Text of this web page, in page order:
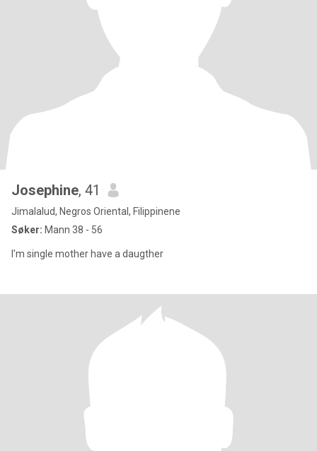
Josephine, 41
Jimalalud, Negros Oriental, Filippinene
Søker: Mann 38 - 56
I'm single mother have a daugther